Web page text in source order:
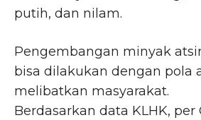
putih, dan nilam.
Pengembangan minyak
bisa dilakukan dengan pola
melibatkan masyarakat.
Berdasarkan data KLHK, per